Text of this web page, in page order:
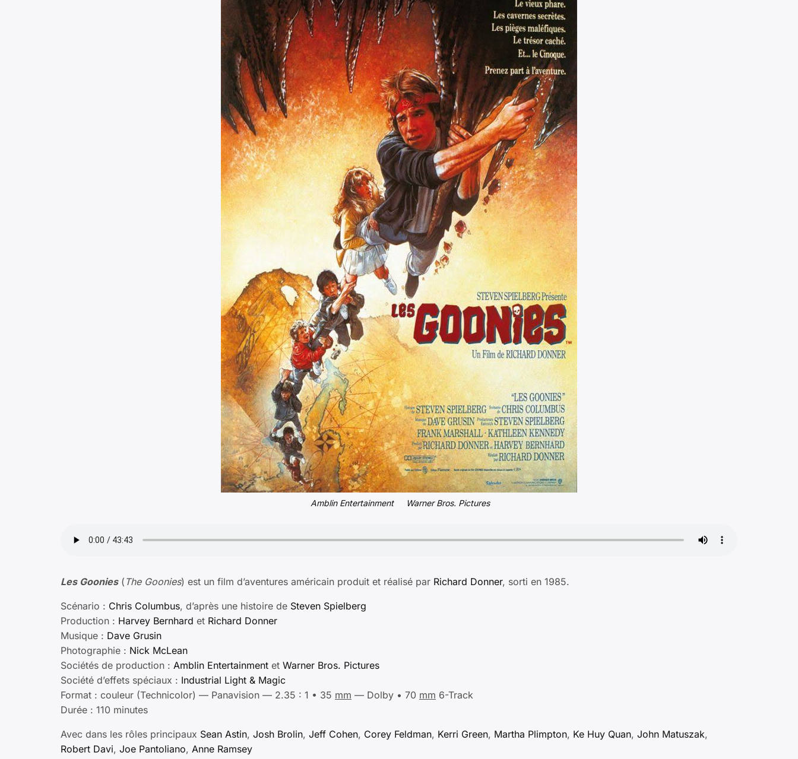
Amblin Entertainmentet Warner Bros. Pictures
Les Goonies( The Goonies) est un film d’aventures américain produit et réalisé par Richard Donner, sorti en 1985.
Scénario : Chris Columbus, d’après une histoire de Steven Spielberg
Production : Harvey Bernhard et Richard Donner
Musique : Dave Grusin
Photographie : Nick McLean
Sociétés de production : Amblin Entertainment et Warner Bros. Pictures
Société d’effets spéciaux : Industrial Light & Magic
Format : couleur (Technicolor) — Panavision — 2.35 : 1 • 35 mm — Dolby • 70 mm 6-Track
Durée : 110 minutes
Avec dans les rôles principaux Sean Astin, Josh Brolin, Jeff Cohen, Corey Feldman, Kerri Green, Martha Plimpton, Ke Huy Quan, John Matuszak,
Robert Davi, Joe Pantoliano, Anne Ramsey